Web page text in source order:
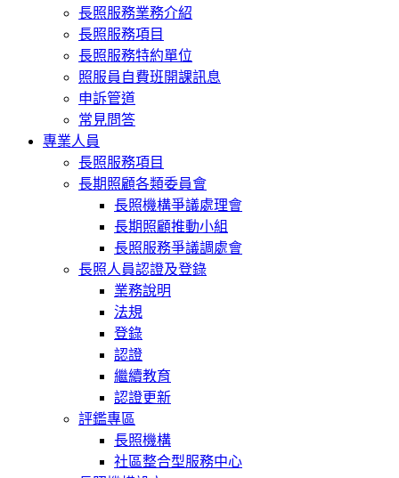
長照服務業務介紹
長照服務項目
長照服務特約單位
照服員自費班開課訊息
申訴管道
常見問答
專業人員
長照服務項目
長期照顧各類委員會
長照機構爭議處理會
長期照顧推動小組
長照服務爭議調處會
長照人員認證及登錄
業務說明
法規
登錄
認證
繼續教育
認證更新
評鑑專區
長照機構
社區整合型服務中心